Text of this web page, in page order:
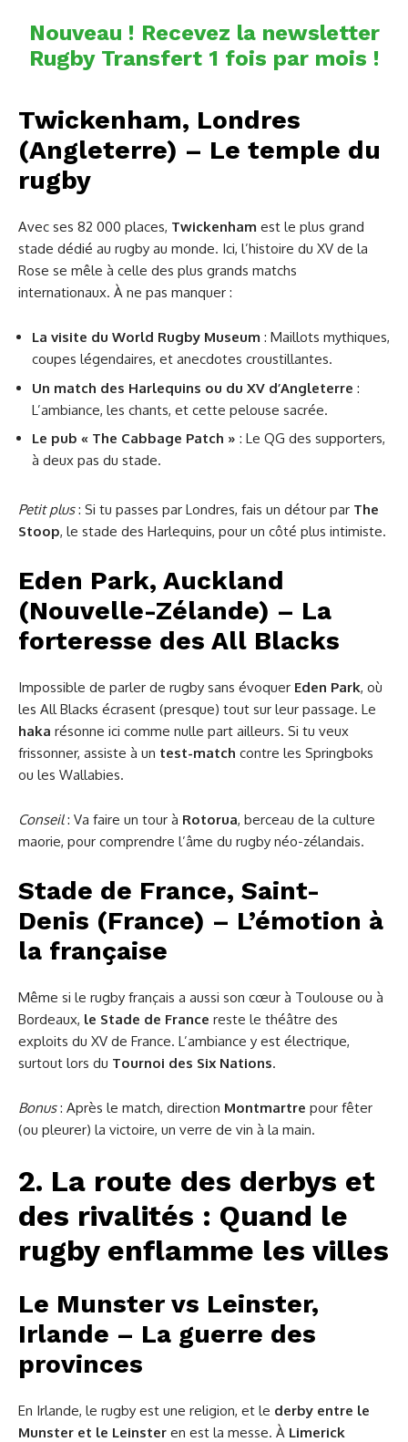
Nouveau ! Recevez la newsletter
Rugby Transfert 1 fois par mois !
Twickenham, Londres
(Angleterre) – Le temple du
rugby
Avec ses 82 000 places, Twickenham est le plus grand
stade dédié au rugby au monde. Ici, l’histoire du XV de la
Rose se mêle à celle des plus grands matchs
internationaux. À ne pas manquer :
La visite du World Rugby Museum : Maillots mythiques,
coupes légendaires, et anecdotes croustillantes.
Un match des Harlequins ou du XV d’Angleterre :
L’ambiance, les chants, et cette pelouse sacrée.
Le pub « The Cabbage Patch » : Le QG des supporters,
à deux pas du stade.
Petit plus: Si tu passes par Londres, fais un détour par The
Stoop, le stade des Harlequins, pour un côté plus intimiste.
Eden Park, Auckland
(Nouvelle-Zélande) – La
forteresse des All Blacks
Impossible de parler de rugby sans évoquer Eden Park, où
les All Blacks écrasent (presque) tout sur leur passage. Le
haka résonne ici comme nulle part ailleurs. Si tu veux
frissonner, assiste à un test-match contre les Springboks
ou les Wallabies.
Conseil: Va faire un tour à Rotorua, berceau de la culture
maorie, pour comprendre l’âme du rugby néo-zélandais.
Stade de France, Saint-
Denis (France) – L’émotion à
la française
Même si le rugby français a aussi son cœur à Toulouse ou à
Bordeaux, le Stade de France reste le théâtre des
exploits du XV de France. L’ambiance y est électrique,
surtout lors du Tournoi des Six Nations.
Bonus: Après le match, direction Montmartre pour fêter
(ou pleurer) la victoire, un verre de vin à la main.
2. La route des derbys et
des rivalités : Quand le
rugby enflamme les villes
Le Munster vs Leinster,
Irlande – La guerre des
provinces
En Irlande, le rugby est une religion, et le derby entre le
Munster et le Leinster en est la messe. À Limerick